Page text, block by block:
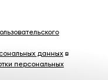
данных в
персональных